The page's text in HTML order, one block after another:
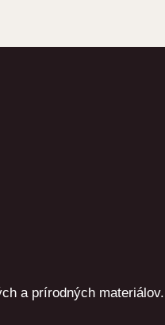
a prírodných materiálov.